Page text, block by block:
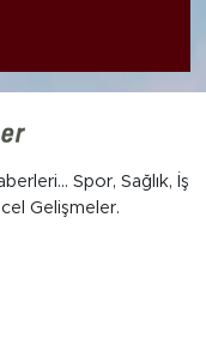
Spor, Sağlık, İş
Gelişmeler.